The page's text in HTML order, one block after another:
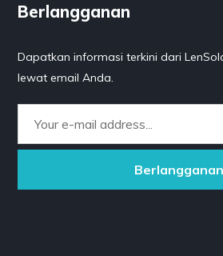
Berlangganan
Dapatkan informasi terkini dari
lewat email Anda.